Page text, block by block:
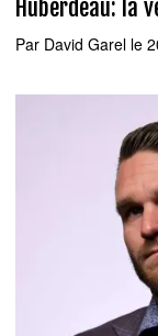
Huberdeau: la
Par David Garel le